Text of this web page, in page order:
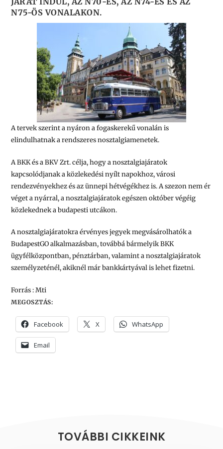
N75-ÖS VONALAKON.
A tervek szerint a nyáron a fogaskerekű vonalán is
elindulhatnak a rendszeres nosztalgiamenetek.
A BKK és a BKV Zrt. célja, hogy a nosztalgiajáratok
kapcsolódjanak a közlekedési nyílt napokhoz, városi
rendezvényekhez és az ünnepi hétvégékhez is. A szezon nem ér
véget a nyárral, a nosztalgiajáratok egészen október végéig
közlekednek a budapesti utcákon.
A nosztalgiajáratokra érvényes jegyek megvásárolhatók a
BudapestGO alkalmazásban, továbbá bármelyik BKK
ügyfélközpontban, pénztárban, valamint a nosztalgiajáratok
személyzeténél, akiknél már bankkártyával is lehet fizetni.
Forrás : Mti
MEGOSZTÁS:
Facebook X WhatsApp
Email
TOVÁBBI CIKKEINK